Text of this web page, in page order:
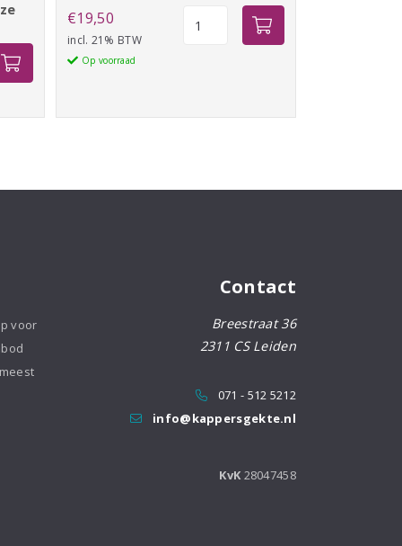
€19,50
incl. 21% BTW
Op voorraad
voor
Contact
Breestraat 36
2311 CS Leiden
071 - 512 5212
info@kappersgekte.nl
KvK 28047458